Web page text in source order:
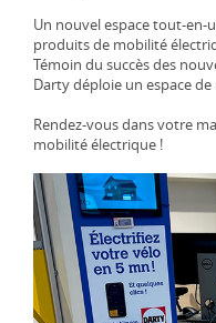
Un nouvel espace tout-
produits de mobilité
Témoin du succès des
Darty déploie un espace de
Rendez-vous dans votre
mobilité électrique !